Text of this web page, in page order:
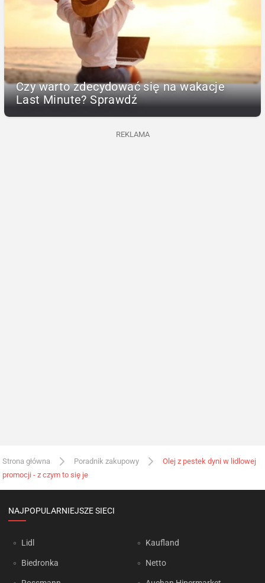
Czy warto zdecydować się na wakacje
Last Minute? Sprawdź
REKLAMA
Strona główna Poradnik zakupowy
Olej z pestek dyni w lidlowej
promocji - z czym to się je
NAJPOPULARNIEJSZE SIECI
Lidl
Biedronka
Kaufland
Netto